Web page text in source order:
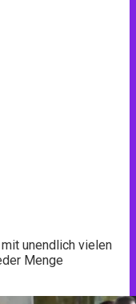
unendlich vielen
Menge